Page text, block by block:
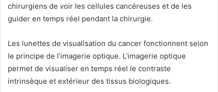
chirurgiens de voir les cellules cancéreuses et de les
guider en temps réel pendant la chirurgie.
Les lunettes de visualisation du cancer fonctionnent selon
le principe de l’imagerie optique. L’imagerie optique
permet de visualiser en temps réel le contraste
intrinsèque et extérieur des tissus biologiques.